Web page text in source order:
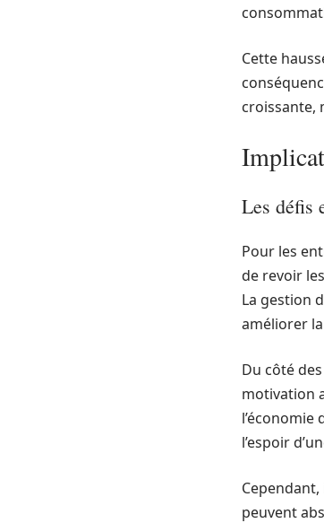
Cette
croissante,
Les défis
Pour les
de revoir
La gestion
améliorer
Du côté des
motivation
l’économie
l’espoir
peuvent